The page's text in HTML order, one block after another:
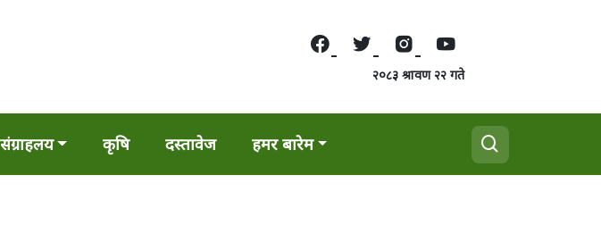
२०८३ श्रावण २२ गते
संग्राहलय कृषि दस्तावेज हमर बारेम